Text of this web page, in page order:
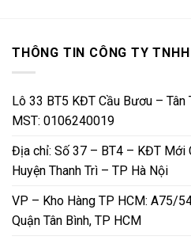
THÔNG TIN CÔNG TY
Lô 33 BT5 KĐT Cầu Bươu – Tân
MST: 0106240019
Địa chỉ: Số 37 – BT4 – KĐT Mới
Huyện Thanh Trì – TP Hà Nội
VP – Kho Hàng TP HCM: A75/
Quận Tân Bình, TP HCM